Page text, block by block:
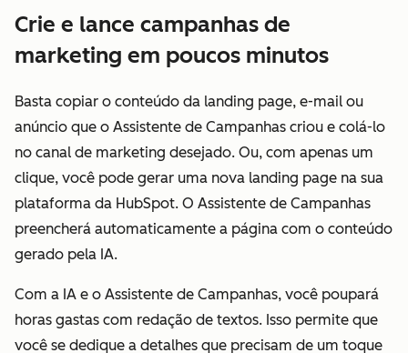
Crie e lance campanhas de
marketing em poucos minutos
Basta copiar o conteúdo da landing page, e-mail ou
anúncio que o Assistente de Campanhas criou e colá-lo
no canal de marketing desejado. Ou, com apenas um
clique, você pode gerar uma nova landing page na sua
plataforma da HubSpot. O Assistente de Campanhas
preencherá automaticamente a página com o conteúdo
gerado pela IA.
Com a IA e o Assistente de Campanhas, você poupará
horas gastas com redação de textos. Isso permite que
você se dedique a detalhes que precisam de um toque